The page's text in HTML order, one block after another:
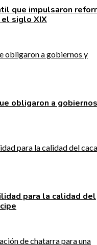
que impulsaron
el siglo XIX
obligaron a
para la calidad del